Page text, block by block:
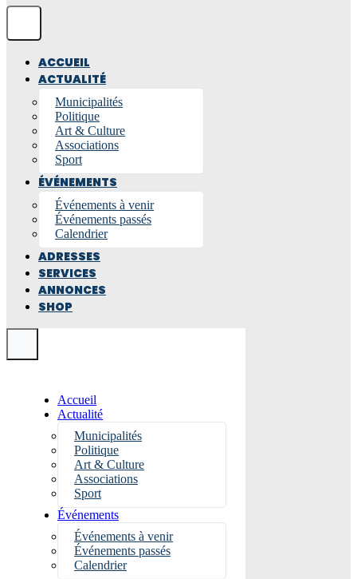
ACCUEIL
ACTUALITÉ
Municipalités
Politique
Art & Culture
Associations
Sport
ÉVÉNEMENTS
Événements à venir
Événements passés
Calendrier
ADRESSES
SERVICES
ANNONCES
SHOP
Accueil
Actualité
Municipalités
Politique
Art & Culture
Associations
Sport
Événements
Événements à venir
Événements passés
Calendrier